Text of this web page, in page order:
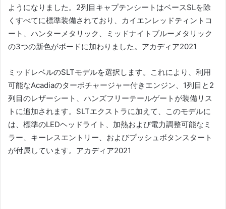
ようになりました。 2列目キャプテンシートはベースSLを除
くすべてに標準装備されており、カイエンレッドティントコ
ート、ハンターメタリック、ミッドナイトブルーメタリック
の3つの新色がボードに加わりました。 アカディア2021
ミッドレベルのSLTモデルを選択します。これにより、利用
可能なAcadiaのターボチャージャー付きエンジン、1列目と2
列目のレザーシート、ハンズフリーテールゲートが装備リス
トに追加されます。 SLTエクストラに加えて、このモデルに
は、標準のLEDヘッドライト、加熱および電力調整可能なミ
ラー、キーレスエントリー、およびプッシュボタンスタート
が付属しています。 アカディア2021